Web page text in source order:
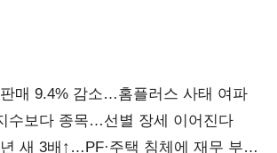
매 9.4% 감소…홈플러스 사태 여파
수보다 종목…선별 장세 이어진다
새 3배↑…PF·주택 침체에 재무 부담